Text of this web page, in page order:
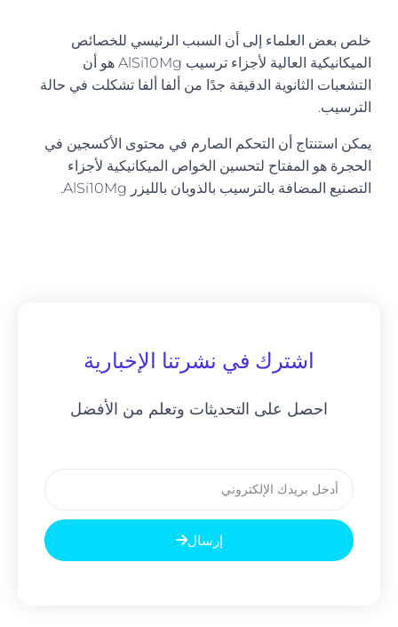
خلص بعض العلماء إلى أن السبب الرئيسي للخصائص
الميكانيكية العالية لأجزاء ترسيب AlSi10Mg هو أن
التشعبات الثانوية الدقيقة جدًا من ألفا ألفا تشكلت في حالة
الترسيب.
يمكن استنتاج أن التحكم الصارم في محتوى الأكسجين في
الحجرة هو المفتاح لتحسين الخواص الميكانيكية لأجزاء
التصنيع المضافة بالترسيب بالذوبان بالليزر AlSi10Mg.
اشترك في نشرتنا الإخبارية
احصل على التحديثات وتعلم من الأفضل
بريد
إرسال